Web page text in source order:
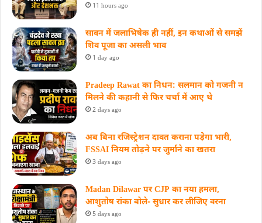
11 hours ago
सावन में जलाभिषेक ही नहीं, इन कथाओं से समझें
शिव पूजा का असली भाव
1 day ago
Pradeep Rawat का निधन: सलमान को गजनी न
मिलने की कहानी से फिर चर्चा में आए थे
2 days ago
अब बिना रजिस्ट्रेशन दावत कराना पड़ेगा भारी,
FSSAI नियम तोड़ने पर जुर्माने का खतरा
3 days ago
Madan Dilawar पर CJP का नया हमला,
आशुतोष रांका बोले- सुधार कर लीजिए वरना
5 days ago